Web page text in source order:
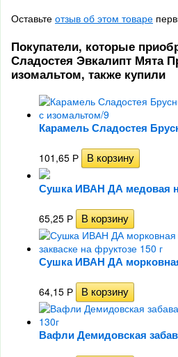
Оставьте отзыв об этом товаре
Покупатели, которые
Сладостея Эвкалипт Мята
изомальтом, также купили
Карамель Сладостея
101,65 Р
Сушка ИВАН ДА медовая
65,25 Р
Сушка ИВАН ДА
64,15 Р
Вафли Демидовская